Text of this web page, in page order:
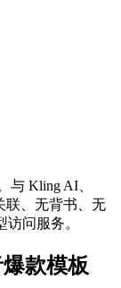
与 Kling AI、
联、无背书、无
问服务。
款模板